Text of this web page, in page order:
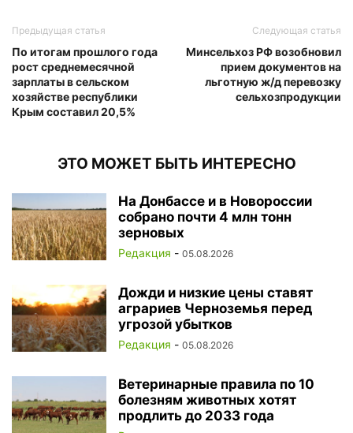
Предыдущая статья
По итогам прошлого года
рост среднемесячной
зарплаты в сельском
хозяйстве республики
Крым составил 20,5%
Следующая статья
Минсельхоз РФ возобновил
прием документов на
льготную ж/д перевозку
сельхозпродукции
ЭТО МОЖЕТ БЫТЬ ИНТЕРЕСНО
На Донбассе и в Новороссии
собрано почти 4 млн тонн
зерновых
Редакция - 05.08.2026
Дожди и низкие цены ставят
аграриев Черноземья перед
угрозой убытков
Редакция - 05.08.2026
Ветеринарные правила по 10
болезням животных хотят
продлить до 2033 года